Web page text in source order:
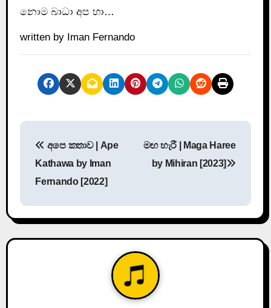
නොම බාධා අප හා…
written by Iman Fernando
t
n
අපෙ කතාව | Ape
Kathawa by Iman
Fernando [2022]
මඟ හැරී | Maga Haree
by Mihiran [2023]